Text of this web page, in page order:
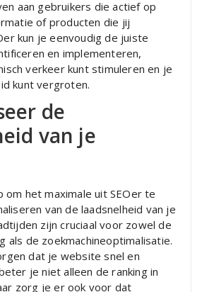
aan gebruikers die actief op
of producten die jij
kun je eenvoudig de juiste
en implementeren,
verkeer kunt stimuleren en je
kunt vergroten.
de
van je
om het maximale uit SEOer te
van de laadsnelheid van je
zijn cruciaal voor zowel de
als de zoekmachineoptimalisatie.
dat je website snel en
je niet alleen de ranking in
zorg je er ook voor dat